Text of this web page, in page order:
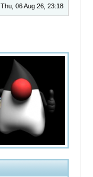
Thu, 06 Aug 26, 23:18